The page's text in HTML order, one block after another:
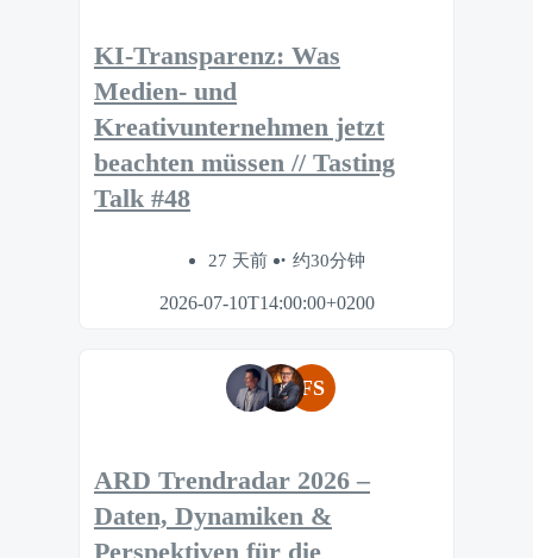
KI-Transparenz: Was
Medien- und
Kreativunternehmen jetzt
beachten müssen // Tasting
Talk #48
27 天前 约30分钟
2026-07-10T14:00:00+0200
FS
ARD Trendradar 2026 –
Daten, Dynamiken &
Perspektiven für die